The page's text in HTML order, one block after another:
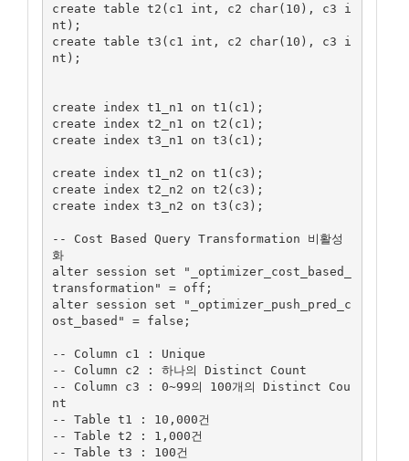
create table t2(c1 int, c2 char(10), c3 i
nt);
create table t3(c1 int, c2 char(10), c3 i
nt);
create index t1_n1 on t1(c1);
create index t2_n1 on t2(c1);
create index t3_n1 on t3(c1);
create index t1_n2 on t1(c3);
create index t2_n2 on t2(c3);
create index t3_n2 on t3(c3);
-- Cost Based Query Transformation 비활성
화
alter session set "_optimizer_cost_based_
transformation" = off;
alter session set "_optimizer_push_pred_c
ost_based" = false;
-- Column c1 : Unique
-- Column c2 : 하나의 Distinct Count
-- Column c3 : 0~99의 100개의 Distinct Cou
nt
-- Table t1 : 10,000건
-- Table t2 : 1,000건
-- Table t3 : 100건